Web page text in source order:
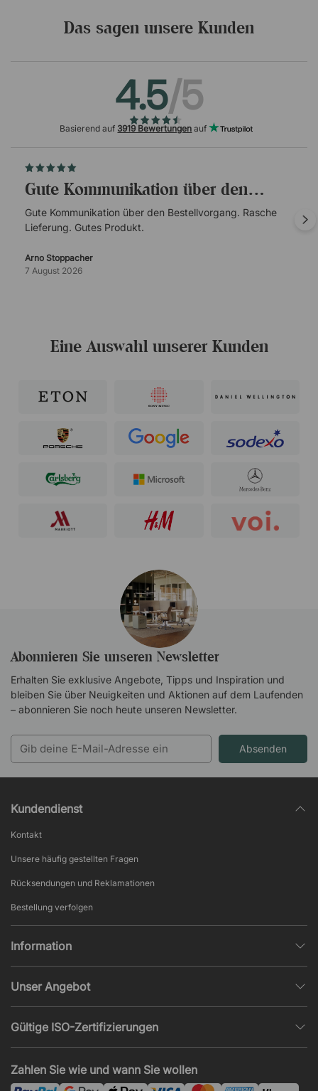
Das sagen unsere Kunden
4.5/5
Basierend auf 3919 Bewertungen auf
Gute Kommunikation über den…
Gute Kommunikation über den Bestellvorgang. Rasche
Lieferung. Gutes Produkt.
Arno Stoppacher
7 August 2026
Eine Auswahl unserer Kunden
Abonnieren Sie unseren Newsletter
Erhalten Sie exklusive Angebote, Tipps und Inspiration und
bleiben Sie über Neuigkeiten und Aktionen auf dem Laufenden
– abonnieren Sie noch heute unseren Newsletter.
Absenden
Kundendienst
Kontakt
Unsere häufig gestellten Fragen
Rücksendungen und Reklamationen
Bestellung verfolgen
Information
AGB und Widerruf
Beliebte Seiten
News und Artikel
Unser Angebot
Projekte, Angebote & Montage
Montage
Zahlen Sie wie und wann Sie wollen
Gültige ISO-Zertifizierungen
ISO 14001